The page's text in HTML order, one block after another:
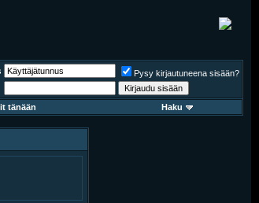
Pysy kirjautuneena sisään?
tänään Haku